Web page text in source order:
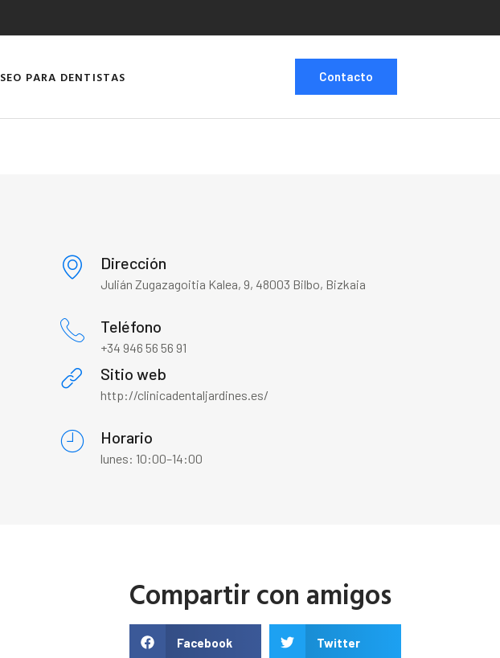
SEO PARA DENTISTAS Contacto
Dirección
Julián Zugazagoitia Kalea, 9, 48003 Bilbo, Bizkaia
Teléfono
+34 946 56 56 91
Sitio web
http://clinicadentaljardines.es/
Horario
lunes: 10:00–14:00
Compartir con amigos
Facebook Twitter